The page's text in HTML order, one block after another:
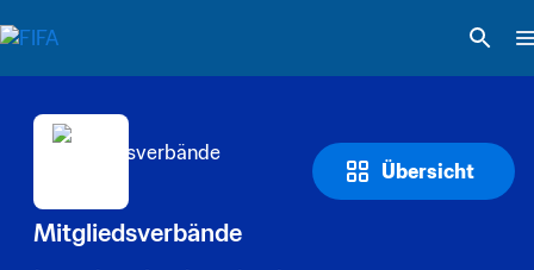
Übersicht
Mitgliedsverbände